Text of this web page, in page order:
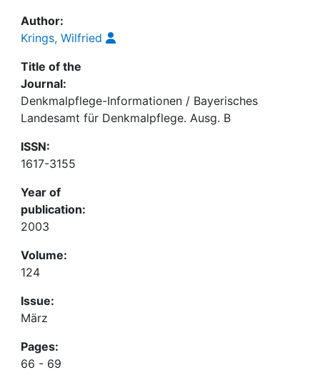
Author:
Krings, Wilfried
Title of the
Journal:
Denkmalpflege-Informationen / Bayerisches
Landesamt für Denkmalpflege. Ausg. B
ISSN:
1617-3155
Year of
publication:
2003
Volume:
124
Issue:
März
Pages:
66 - 69